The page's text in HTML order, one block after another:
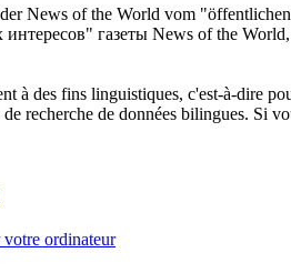
News of the World vom
газеты News of the
à des fins linguistiques, c'est-à-dire
recherche de données bilingues. Si
votre ordinateur